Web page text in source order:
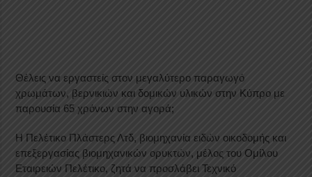
Θέλεις να εργαστείς στον μεγαλύτερο παραγωγό
χρωμάτων, βερνικιών και δομικών υλικών στην Κύπρο με
παρουσία 65 χρόνων στην αγορά;
Η Πελέτικο Πλάστερς Λτδ, βιομηχανία ειδών οικοδομής και
επεξεργασίας βιομηχανικών ορυκτών, μέλος του Ομίλου
Εταιρειών Πελέτικο, ζητά να προσλάβει Τεχνικό